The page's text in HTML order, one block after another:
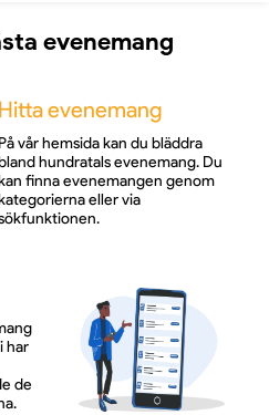
evenemang
Hitta evenemang
På vår hemsida kan du bläddra
hundratals evenemang. Du
finna evenemangen genom
eller via
har
de